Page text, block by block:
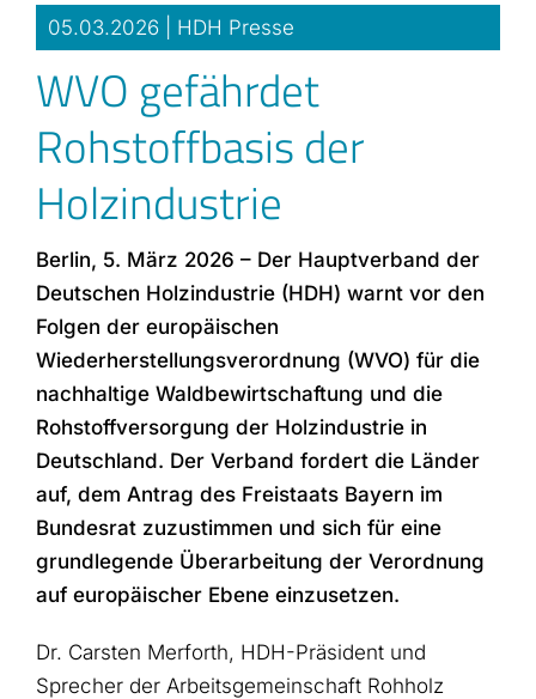
05.03.2026 | HDH Presse
WVO gefährdet
Rohstoffbasis der
Holzindustrie
Berlin, 5. März 2026 – Der Hauptverband der
Deutschen Holzindustrie (HDH) warnt vor den
Folgen der europäischen
Wiederherstellungsverordnung (WVO) für die
nachhaltige Waldbewirtschaftung und die
Rohstoffversorgung der Holzindustrie in
Deutschland. Der Verband fordert die Länder
auf, dem Antrag des Freistaats Bayern im
Bundesrat zuzustimmen und sich für eine
grundlegende Überarbeitung der Verordnung
auf europäischer Ebene einzusetzen.
Dr. Carsten Merforth, HDH-Präsident und
Sprecher der Arbeitsgemeinschaft Rohholz